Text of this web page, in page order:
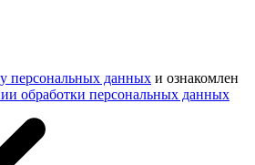
персональных данных и ознакомлен
обработки персональных данных